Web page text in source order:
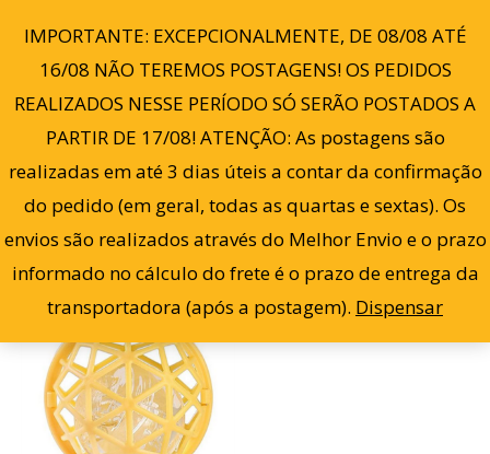
IMPORTANTE: EXCEPCIONALMENTE, DE 08/08 ATÉ
16/08 NÃO TEREMOS POSTAGENS! OS PEDIDOS
REALIZADOS NESSE PERÍODO SÓ SERÃO POSTADOS A
PARTIR DE 17/08! ATENÇÃO: As postagens são
realizadas em até 3 dias úteis a contar da confirmação
do pedido (em geral, todas as quartas e sextas). Os
envios são realizados através do Melhor Envio e o prazo
informado no cálculo do frete é o prazo de entrega da
transportadora (após a postagem). Dispensar
para
conteúdo
0
Filter Exibindo um único resultado